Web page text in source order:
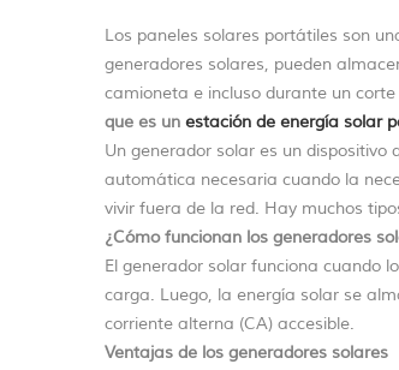
Los paneles solares portátiles son
generadores solares, pueden
camioneta e incluso durante un corte
que es un estación de energía solar
Un generador solar es un
automática necesaria cuando la
vivir fuera de la red. Hay muchos
¿Cómo funcionan los generadores
El generador solar funciona cuando
carga. Luego, la energía solar se
corriente alterna (CA) accesible.
Ventajas de los generadores solares